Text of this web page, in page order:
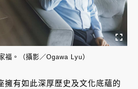
福。（攝影／Ogawa Lyu）
擁有如此深厚歷史及文化底蘊的